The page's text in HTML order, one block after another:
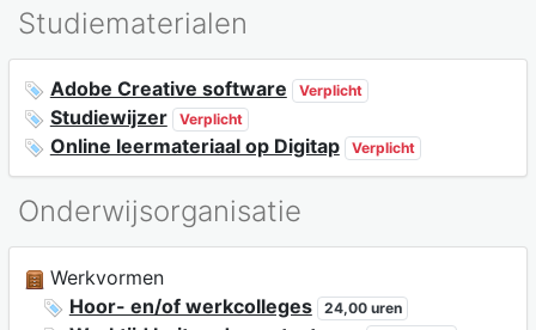
Studiematerialen
Adobe Creative software Verplicht
Studiewijzer Verplicht
Online leermateriaal op Digitap Verplicht
Onderwijsorganisatie
Werkvormen
Hoor- en/of werkcolleges
24,00 uren